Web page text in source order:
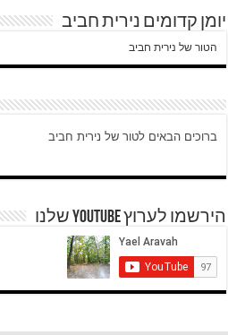
יומן קדומים נירית חביב
הטור של נירית חביב
ברוכים הבאים לטור של נירית חביב
הירשמו לערוץ YOUTUBE שלנו